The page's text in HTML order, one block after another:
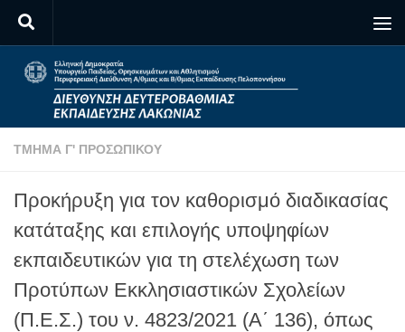
Skip to content
ΤΜΉΜΑ Γ' ΠΡΟΣΩΠΙΚΟΎ
Προκήρυξη για τον καθορισμό διαδικασίας
κατάταξης και επιλογής υποψηφίων
εκπαιδευτικών για τη στελέχωση των
Προτύπων Εκκλησιαστικών Σχολείων
(Π.Ε.Σ.) του ν. 4823/2021 (Α΄ 136), όπως